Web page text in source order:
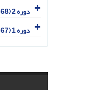
دوره 2 (1368)
دوره 1 (1367)